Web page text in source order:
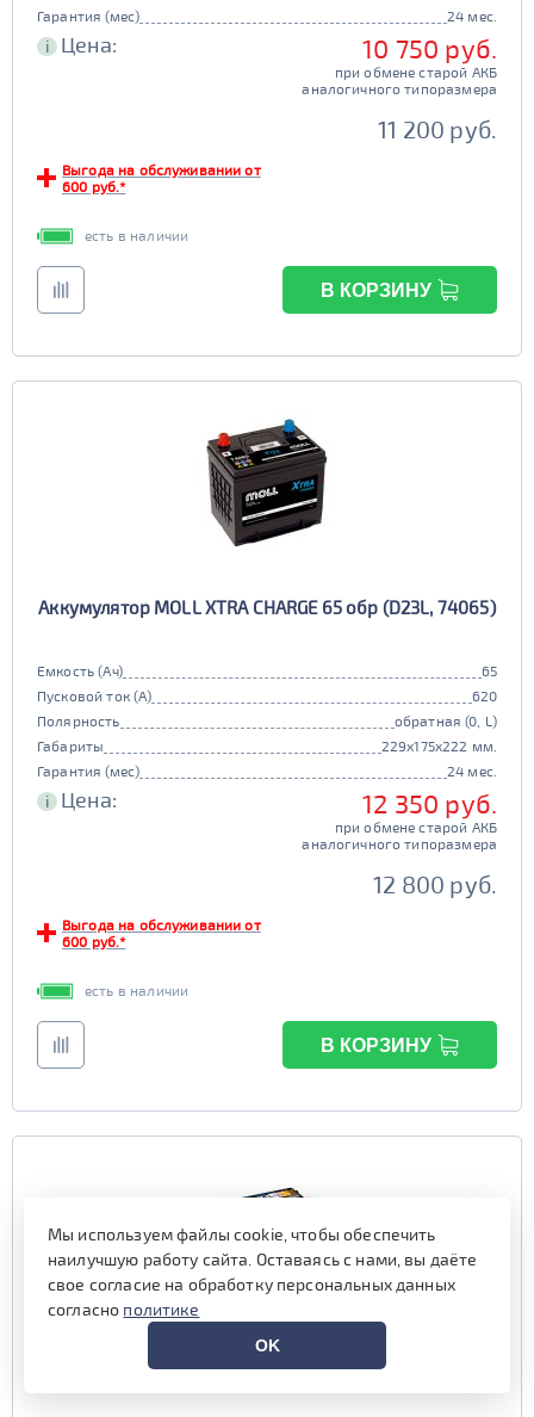
Гарантия (мес)
24 мес.
i Цена: 10 750 руб.
при обмене старой АКБ
аналогичного типоразмера
11 200 руб.
Выгода на обслуживании от
600 руб.*
есть в наличии
В КОРЗИНУ
Аккумулятор MOLL XTRA CHARGE 65 обр (D23L, 74065)
Емкость (Ач)
65
Пусковой ток (А)
620
Полярность
обратная (0, L)
Габариты
229x175x222 мм.
Гарантия (мес)
24 мес.
i Цена: 12 350 руб.
при обмене старой АКБ
аналогичного типоразмера
12 800 руб.
Выгода на обслуживании от
600 руб.*
есть в наличии
В КОРЗИНУ
Аккумулятор ALPHALINE SD+ 70 обр (85D23L, AO)
Мы используем файлы cookie, чтобы обеспечить
наилучшую работу сайта. Оставаясь с нами, вы даёте
свое согласие на обработку персональных данных
согласно политике
OK